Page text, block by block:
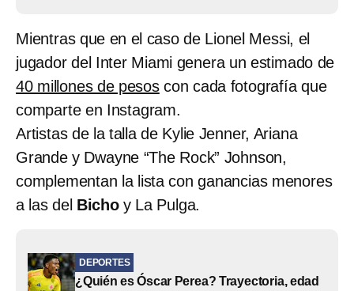
Mientras que en el caso de Lionel Messi, el
jugador del Inter Miami genera un estimado de
40 millones de pesoscon cada fotografía que
comparte en Instagram.
Artistas de la talla de Kylie Jenner, Ariana
Grande y Dwayne “The Rock” Johnson,
complementan la lista con ganancias menores
a las del Bichoy La Pulga.
DEPORTES
¿Quién es Óscar Perea? Trayectoria, edad